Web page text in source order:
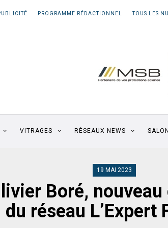
PROGRAMME RÉDACTIONNEL TOUS LES
VITRAGES RÉSEAUX NEWS
19 MAI 2023
Boré,
du réseau L’Expert